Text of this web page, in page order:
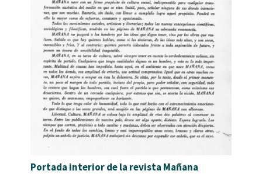
Portada interior de la revista Mañana